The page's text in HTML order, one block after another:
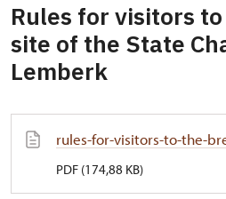
Rules for visitors
site of the State
Lemberk
rules-for-visitors-to-the-
PDF (174,88 KB)